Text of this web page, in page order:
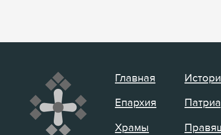
Главная
Епархия
Храмы